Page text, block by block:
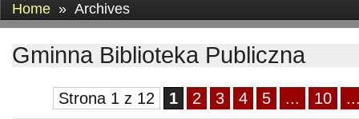
Home » Archives
Gminna Biblioteka Publiczna
Strona 1 z 12 1 2 3 4 5 ... 10